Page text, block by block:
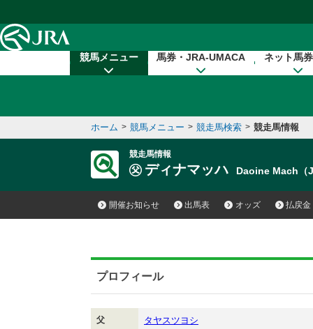
競馬メニュー 馬券・JRA-UMACA ネット馬
ホーム > 競馬メニュー > 競走馬検索 > 競走馬情報
競走馬情報
ディナマッハ Daoine Mach（
開催お知らせ 出馬表 オッズ 払戻金
プロフィール
父 タヤスツヨシ